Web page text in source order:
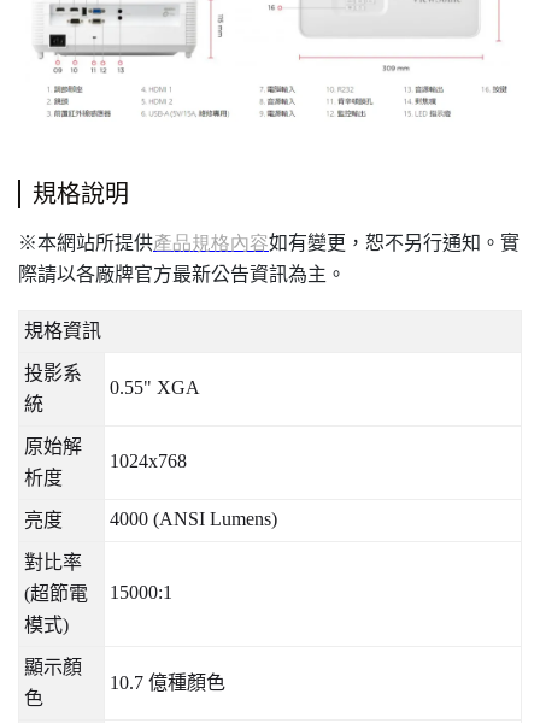
規格說明
※本網站所提供產品規格內容如有變更，恕不另行通知。實
際請以各廠牌官方最新公告資訊為主。
規格資訊
投影系
統
0.55" XGA
原始解
析度
1024x768
亮度 4000 (ANSI Lumens)
對比率
(超節電
模式)
15000:1
顯示顏
色
10.7 億種顏色